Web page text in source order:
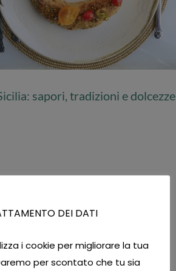
sapori, tradizioni e dolcezze
US
DEI DATI
i cookie per migliorare la tua
per scontato che tu sia